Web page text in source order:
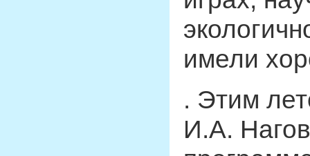
имели
. Этим
И.А.